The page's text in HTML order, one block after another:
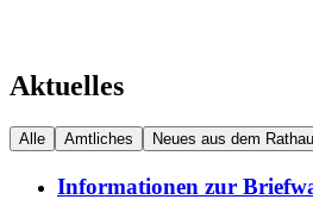
Aktuelles
Alle Amtliches Neues aus dem
Informationen zur